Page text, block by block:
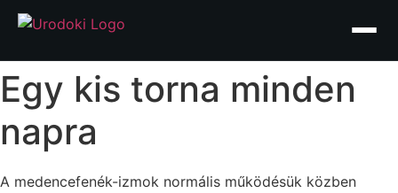
Ugrás
Egy kis torna minden
napra
A medencefenék-izmok normális működésük közben